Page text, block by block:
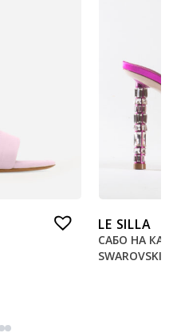
LE SILLA
САБО НА
SWAROVSKI